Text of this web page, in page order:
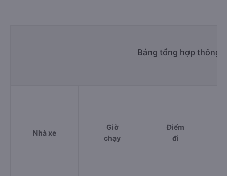
Bảng tổng hợp thông
Nhà xe
Giờ
chạy
Điểm
đi